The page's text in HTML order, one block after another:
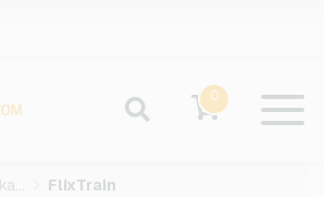
0
Geschenkkarten FlixTrain